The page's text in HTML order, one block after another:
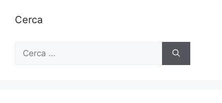
Cerca
Ricerca